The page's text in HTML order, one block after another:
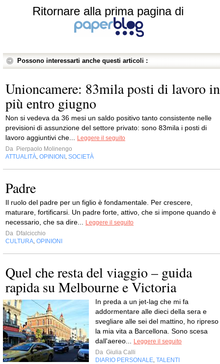
Ritornare alla prima pagina di
Possono interessarti anche questi articoli :
Unioncamere: 83mila posti di lavoro in
più entro giugno
Non si vedeva da 36 mesi un saldo positivo tanto consistente nelle
previsioni di assunzione del settore privato: sono 83mila i posti di
lavoro aggiuntivi che...
Leggere il seguito
Da Pierpaolo Molinengo
ATTUALITÀ OPINIONI SOCIETÀ
Padre
Il ruolo del padre per un figlio è fondamentale. Per crescere,
maturare, fortificarsi. Un padre forte, attivo, che si impone quando è
necessario, che sa dire...
Leggere il seguito
Da Dfalcicchio
CULTURA OPINIONI
Quel che resta del viaggio – guida
rapida su Melbourne e Victoria
In preda a un jet-lag che mi fa
addormentare alle dieci della sera e
svegliare alle sei del mattino, ho ripreso
la mia vita a Barcellona. Sono scesa
dall'aereo...
Leggere il seguito
Da Giulia Calli
DIARIO PERSONALE TALENTI